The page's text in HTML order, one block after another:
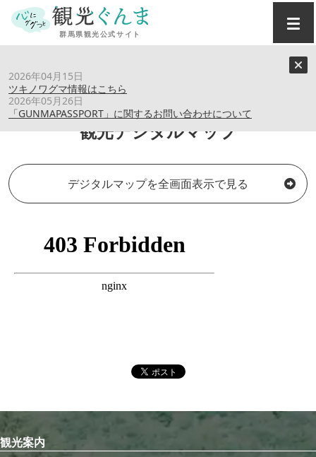
2026年04月15日
ツキノワグマ情報はこちら
2026年05月26日
「GUNMAPASSPORT」に関するお問い合わせについて
観光デジタルマップ
デジタルマップを全画面表示で見る
観光案内